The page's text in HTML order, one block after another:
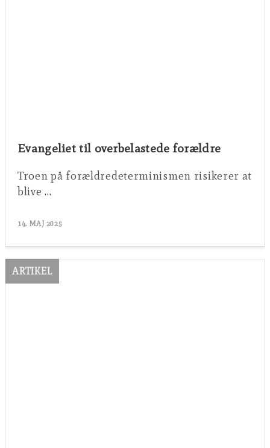
Evangeliet til overbelastede forældre
Troen på forældredeterminismen risikerer at
blive …
14. MAJ 2025
ARTIKEL